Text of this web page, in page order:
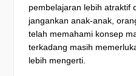
pembelajaran lebih atraktif
jangankan anak-anak,
telah memahami konsep
terkadang masih
lebih mengerti.